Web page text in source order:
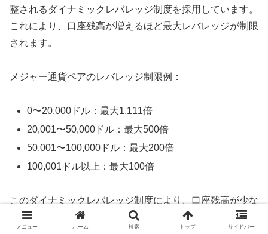
整されるダイナミックレバレッジ制度を採用しています。
これにより、口座残高が増えるほど最大レバレッジが制限
されます。
メジャー通貨ペアのレバレッジ制限例：
0〜20,000ドル：最大1,111倍
20,001〜50,000ドル：最大500倍
50,001〜100,000ドル：最大200倍
100,001ドル以上：最大100倍
このダイナミックレバレッジ制度により、口座残高が少な
い初心者トレーダーでも効率的に取引できる一方、口座残
メニュー ホーム 検索 トップ サイドバー